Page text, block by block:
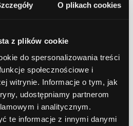
O plikach cookies
z plików cookie
do spersonalizowania treści
społecznościowe i
witrynie. Informacje o tym, jak
udostępniamy partnerom
i analitycznym.
te informacje z innymi danymi
po stronie serwera,
danych i
zadaniem jest "psucie"
sposób.
(bugi) i
zanim produkt trafi do
końcowych.